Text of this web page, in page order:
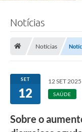
Notícias
Notícias
SET
12
12 SET 2025
SAÚDE
Sobre o